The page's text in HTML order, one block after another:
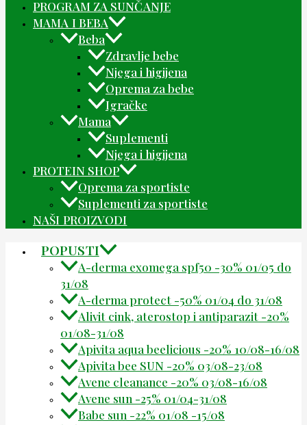
PROGRAM ZA SUNČANJE
MAMA I BEBA
Beba
Zdravlje bebe
Njega i higijena
Oprema za bebe
Igračke
Mama
Suplementi
Njega i higijena
PROTEIN SHOP
Oprema za sportiste
Suplementi za sportiste
NAŠI PROIZVODI
POPUSTI
A-derma exomega spf50 -30% 01/05 do
31/08
A-derma protect -50% 01/04 do 31/08
Alivit cink, aterostop i antiparazit -20%
01/08-31/08
Apivita aqua beelicious -20% 10/08-16/08
Apivita bee SUN -20% 03/08-23/08
Avene cleanance -20% 03/08-16/08
Avene sun -25% 01/04-31/08
Babe sun -22% 01/08 -15/08